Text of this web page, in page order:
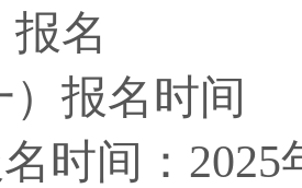
报名
）报名时间
时间： 2025